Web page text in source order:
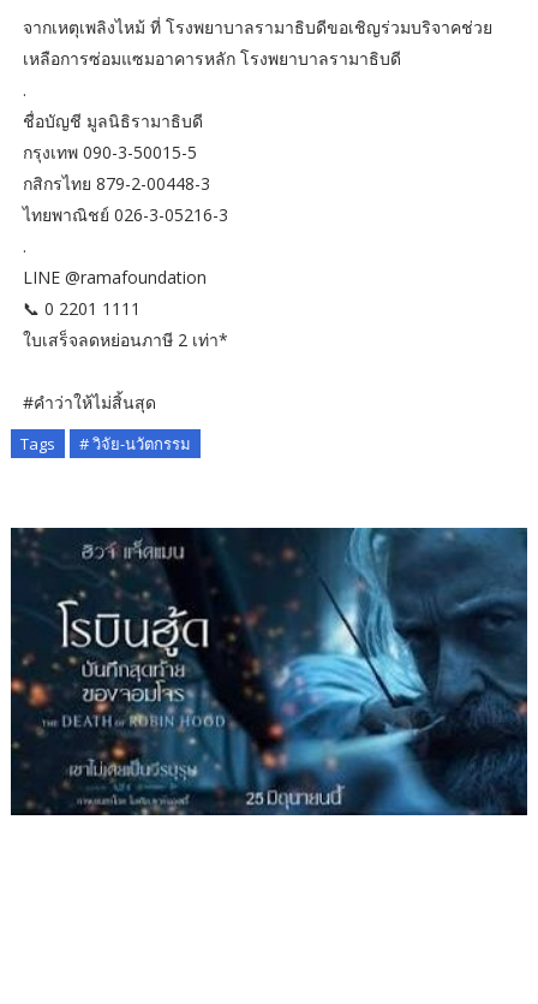
จากเหตุเพลิงไหม้ ที่ โรงพยาบาลรามาธิบดีขอเชิญร่วมบริจาคช่วย
เหลือการซ่อมแซมอาคารหลัก โรงพยาบาลรามาธิบดี
.
ชื่อบัญชี มูลนิธิรามาธิบดี
กรุงเทพ 090-3-50015-5
กสิกรไทย 879-2-00448-3
ไทยพาณิชย์ 026-3-05216-3
.
LINE @ramafoundation
📞 0 2201 1111
ใบเสร็จลดหย่อนภาษี 2 เท่า*
#คำว่าให้ไม่สิ้นสุด
Tags # วิจัย-นวัตกรรม